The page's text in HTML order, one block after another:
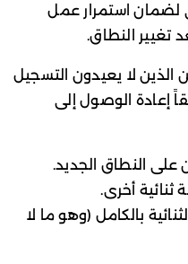
لضمان استمرار عمل
النطاق.
لا يعيدون التسجيل
إعادة الوصول إلى
على النطاق الجديد.
ثنائية أخرى.
بالكامل (وهو ما لا